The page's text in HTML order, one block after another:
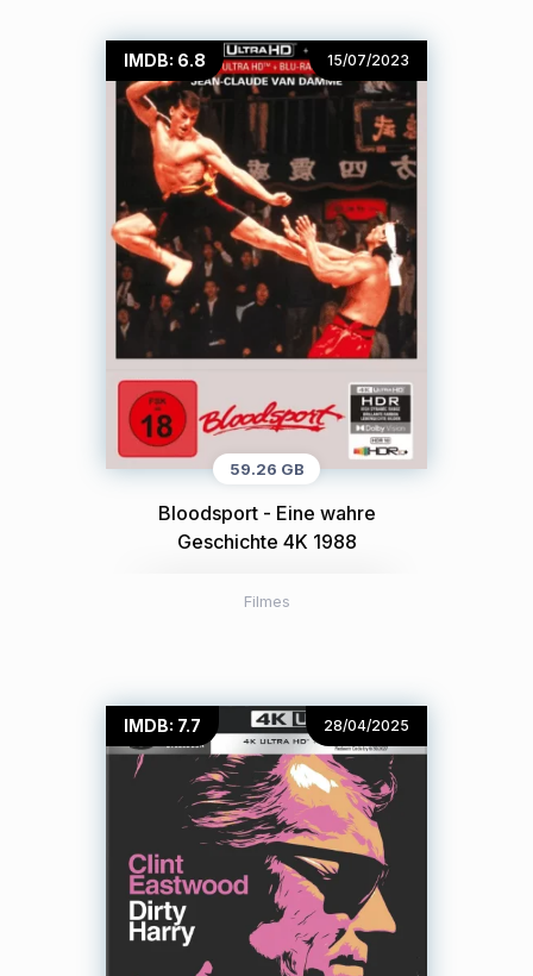
IMDB: 6.8 15/07/2023
59.26 GB
Bloodsport - Eine wahre
Geschichte 4K 1988
Filmes
IMDB: 7.7 28/04/2025